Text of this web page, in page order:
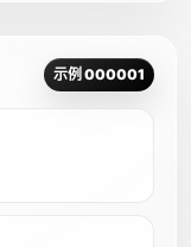
示例 000001